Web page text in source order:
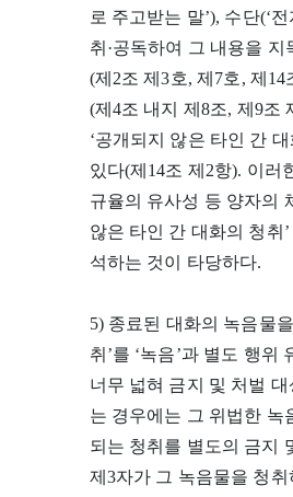
로 주고받는 말’), 수단(‘
취·공독하여 그 내용을
(제2조 제3호, 제7호, 제
(제4조 내지 제8조, 제9조
‘공개되지 않은 타인 간
있다(제14조 제2항). 이러
규율의 유사성 등 양자의
않은 타인 간 대화의 청취
석하는 것이 타당하다.
5) 종료된 대화의 녹음물
취’를 ‘녹음’과 별도 행
너무 넓혀 금지 및 처벌
는 경우에는 그 위법한 녹
되는 청취를 별도의 금지
제3자가 그 녹음물을 청